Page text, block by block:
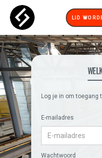
LID
Log je in om toegang
E-mailadres
Wachtwoord